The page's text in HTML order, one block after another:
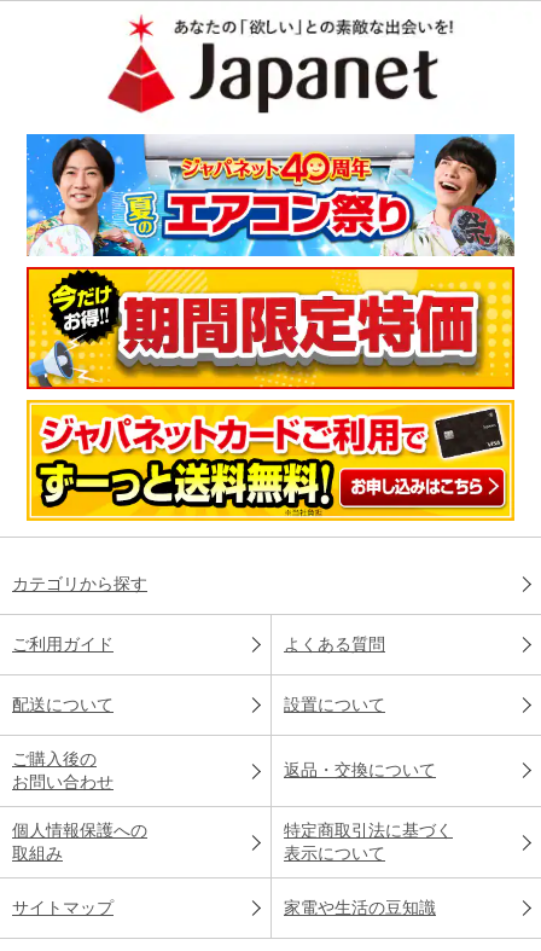
カテゴリから探す
ご利用ガイド よくある質問
配送について 設置について
ご購入後の
お問い合わせ
返品・交換について
個人情報保護への
取組み
特定商取引法に基づく
表示について
サイトマップ 家電や生活の豆知識